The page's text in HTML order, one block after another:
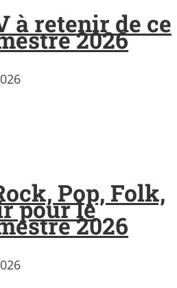
à retenir de ce
2026
Pop, Folk,
pour le
2026